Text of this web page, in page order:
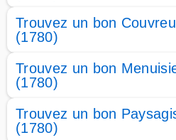
Trouvez un bon
(1780)
Trouvez un bon
(1780)
Trouvez un bon
(1780)